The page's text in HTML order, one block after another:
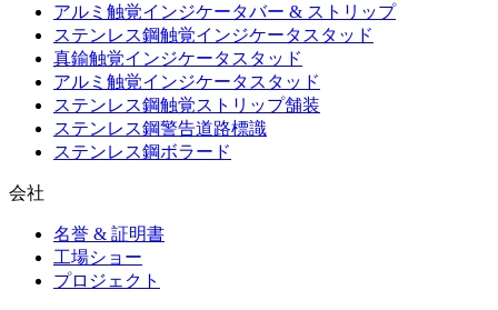
アルミ触覚インジケータバー & ストリップ
ステンレス鋼触覚インジケータスタッド
真鍮触覚インジケータスタッド
アルミ触覚インジケータスタッド
ステンレス鋼触覚ストリップ舗装
ステンレス鋼警告道路標識
ステンレス鋼ボラード
会社
名誉 & 証明書
工場ショー
プロジェクト